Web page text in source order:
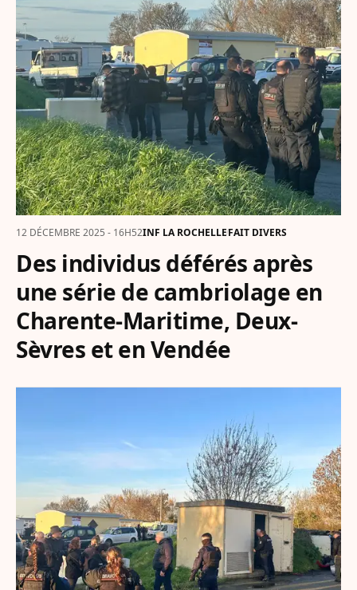
12 DÉCEMBRE 2025 - 16H52INF LA ROCHELLEFAIT DIVERS
Des individus déférés après
une série de cambriolage en
Charente-Maritime, Deux-
Sèvres et en Vendée